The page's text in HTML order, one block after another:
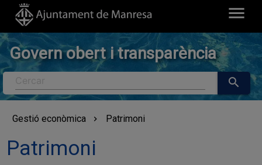
menu
Govern obert i transparència
Cercar
search
Gestió econòmica Patrimoni
Patrimoni